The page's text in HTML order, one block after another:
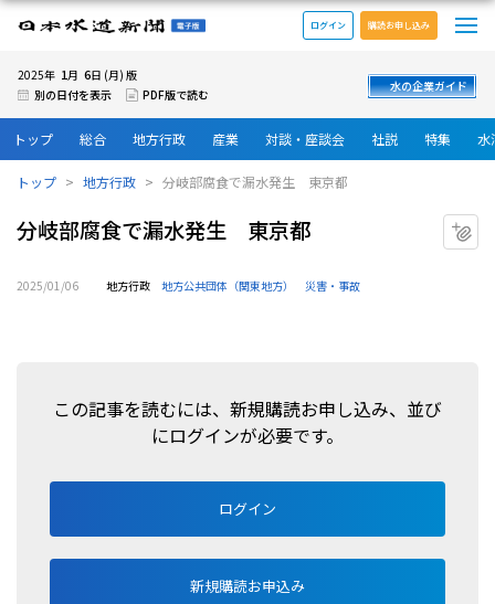
日本水道新聞 電子版
ログイン 購読お申し込み
2025年 1月 6日 (月) 版
別の日付を表示
PDF版で読む
水の企業ガイド
トップ 総合 地方行政 産業 対談・座談会 社説 特集 水
トップ 地方行政 分岐部腐食で漏水発生 東京都
分岐部腐食で漏水発生 東京都
2025/01/06 地方行政 地方公共団体（関東地方） 災害・事故
この記事を読むには、新規購読お申し込み、並び
にログインが必要です。
ログイン
新規購読お申込み